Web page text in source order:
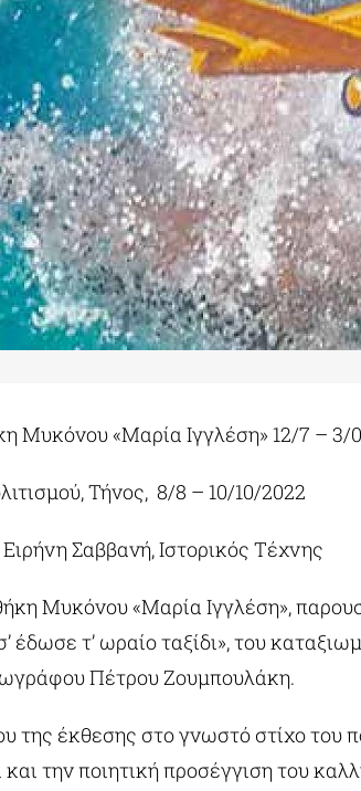
Μυκόνου «Μαρία Ιγγλέση» 12/7 – 3/
Τήνος, 8/8 – 10/10/2022
Σαββανή, Ιστορικός Τέχνης
Μυκόνου «Μαρία Ιγγλέση»,
έδωσε τ’ ωραίο ταξίδι», του
Πέτρου Ζουμπουλάκη.
της έκθεσης στο γνωστό στίχο του
την ποιητική προσέγγιση του